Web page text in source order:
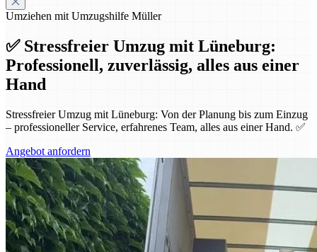
Umziehen mit Umzugshilfe Müller
✅ Stressfreier Umzug mit Lüneburg:
Professionell, zuverlässig, alles aus einer
Hand
Stressfreier Umzug mit Lüneburg: Von der Planung bis zum Einzug
– professioneller Service, erfahrenes Team, alles aus einer Hand. ✅
Angebot anfordern